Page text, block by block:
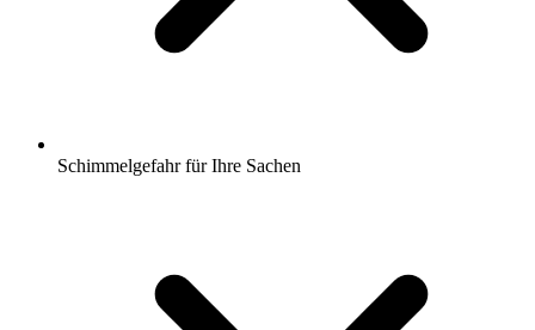
Schimmelgefahr für Ihre Sachen